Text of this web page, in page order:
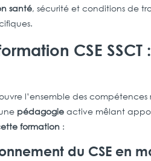
santé, sécurité et conditions de
CSE
l’ensemble des compétences
pédagogie active mêlant
formation :
du CSE en